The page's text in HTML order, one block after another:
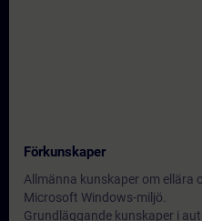
Förkunskaper
Allmänna kunskaper om ellära
Microsoft Windows-miljö.
Grundläggande kunskaper i